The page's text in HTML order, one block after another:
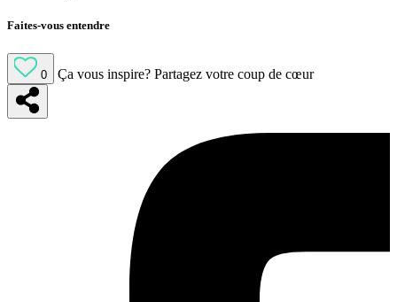
Faites-vous entendre
0 Ça vous inspire? Partagez votre coup de cœur